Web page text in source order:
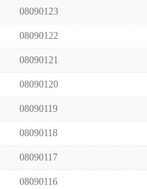
08090123
08090122
08090121
08090120
08090119
08090118
08090117
08090116